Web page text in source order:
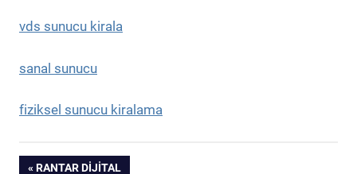
vds sunucu kirala
sanal sunucu
fiziksel sunucu kiralama
PREVIOUS
RANTAR DIJITAL